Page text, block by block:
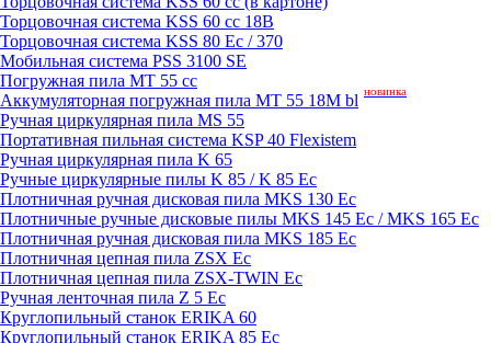
Торцовочная система KSS 60 cc 18В
Торцовочная система KSS 80 Ec / 370
Мобильная система PSS 3100 SE
Погружная пила MT 55 cc
Аккумуляторная погружная пила MT 55 18M bl новинка
Ручная циркулярная пила MS 55
Портативная пильная система KSP 40 Flexistem
Ручная циркулярная пила K 65
Ручные циркулярные пилы K 85 / K 85 Ec
Плотничная ручная дисковая пила MKS 130 Ec
Плотничные ручные дисковые пилы MKS 145 Ec / MKS 165 Ec
Плотничная ручная дисковая пила MKS 185 Ec
Плотничная цепная пила ZSX Ec
Плотничная цепная пила ZSX-TWIN Ec
Ручная ленточная пила Z 5 Ec
Круглопильный станок ERIKA 60
Круглопильный станок ERIKA 85 Ec